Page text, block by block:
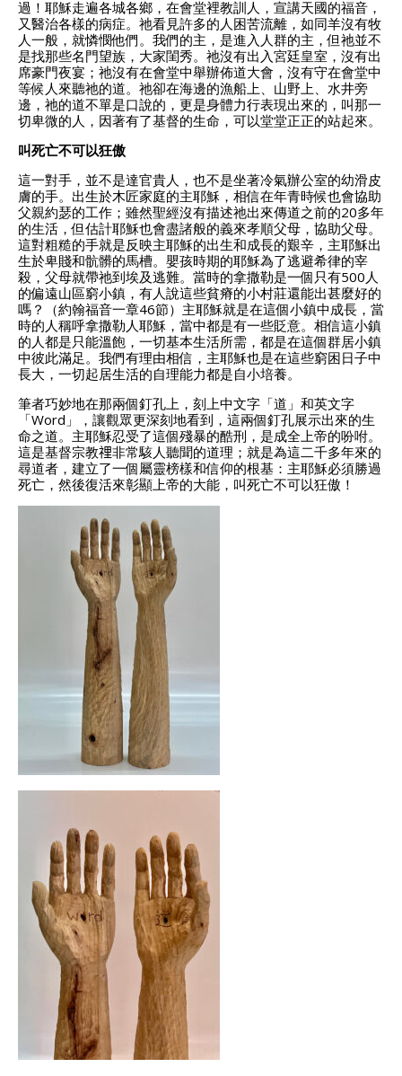
過！耶穌走遍各城各鄉，在會堂裡教訓人，宣講天國的福音，
又醫治各樣的病症。祂看見許多的人困苦流離，如同羊沒有牧
人一般，就憐憫他們。我們的主，是進入人群的主，但祂並不
是找那些名門望族，大家閨秀。祂沒有出入宮廷皇室，沒有出
席豪門夜宴；祂沒有在會堂中舉辦佈道大會，沒有守在會堂中
等候人來聽祂的道。祂卻在海邊的漁船上、山野上、水井旁
邊，祂的道不單是口說的，更是身體力行表現出來的，叫那一
切卑微的人，因著有了基督的生命，可以堂堂正正的站起來。
叫死亡不可以狂傲
這一對手，並不是達官貴人，也不是坐著冷氣辦公室的幼滑皮
膚的手。出生於木匠家庭的主耶穌，相信在年青時候也會協助
父親約瑟的工作；雖然聖經沒有描述祂出來傳道之前的20多年
的生活，但估計耶穌也會盡諸般的義來孝順父母，協助父母。
這對粗糙的手就是反映主耶穌的出生和成長的艱辛，主耶穌出
生於卑賤和骯髒的馬槽。嬰孩時期的耶穌為了逃避希律的宰
殺，父母就帶祂到埃及逃難。當時的拿撒勒是一個只有500人
的偏遠山區窮小鎮，有人說這些貧瘠的小村莊還能出甚麼好的
嗎？（約翰福音一章46節）主耶穌就是在這個小鎮中成長，當
時的人稱呼拿撒勒人耶穌，當中都是有一些貶意。相信這小鎮
的人都是只能溫飽，一切基本生活所需，都是在這個群居小鎮
中彼此滿足。我們有理由相信，主耶穌也是在這些窮困日子中
長大，一切起居生活的自理能力都是自小培養。
筆者巧妙地在那兩個釘孔上，刻上中文字「道」和英文字
「Word」，讓觀眾更深刻地看到，這兩個釘孔展示出來的生
命之道。主耶穌忍受了這個殘暴的酷刑，是成全上帝的吩咐。
這是基督宗教𥚃非常駭人聽聞的道理；就是為這二千多年來的
尋道者，建立了一個屬靈榜樣和信仰的根基：主耶穌必須勝過
死亡，然後復活來彰顯上帝的大能，叫死亡不可以狂傲！